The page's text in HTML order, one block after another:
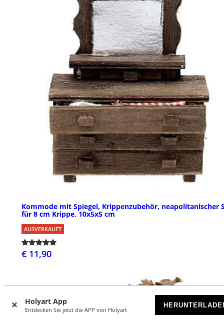
Holyart App
Entdecken Sie jetzt die APP von Holyart
Kommode mit Spiegel, Krippenzubehör, neapolitanischer
für 8 cm Krippe, 10x5x5 cm
AUSVERKAUFT
€ 11,90